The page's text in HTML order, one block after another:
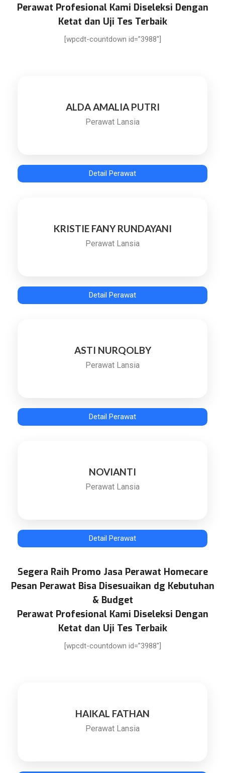
Perawat Profesional Kami Diseleksi Dengan
Ketat dan Uji Tes Terbaik
[wpcdt-countdown id=”3988″]
ALDA AMALIA PUTRI
Perawat Lansia
Detail Perawat
KRISTIE FANY RUNDAYANI
Perawat Lansia
Detail Perawat
ASTI NURQOLBY
Perawat Lansia
Detail Perawat
NOVIANTI
Perawat Lansia
Detail Perawat
Segera Raih Promo Jasa Perawat Homecare
Pesan Perawat Bisa Disesuaikan dg Kebutuhan
& Budget
Perawat Profesional Kami Diseleksi Dengan
Ketat dan Uji Tes Terbaik
[wpcdt-countdown id=”3988″]
HAIKAL FATHAN
Perawat Lansia